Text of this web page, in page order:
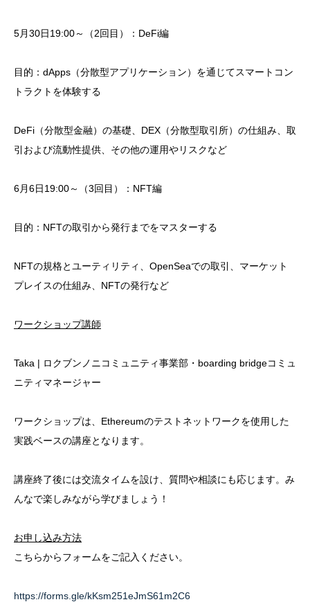
5月30日19:00～（2回目）：DeFi編
目的：dApps（分散型アプリケーション）を通じてスマートコン
トラクトを体験する
DeFi（分散型金融）の基礎、DEX（分散型取引所）の仕組み、取
引および流動性提供、その他の運用やリスクなど
6月6日19:00～（3回目）：NFT編
目的：NFTの取引から発行までをマスターする
NFTの規格とユーティリティ、OpenSeaでの取引、マーケット
プレイスの仕組み、NFTの発行など
ワークショップ講師
Taka | ロクブンノニコミュニティ事業部・boarding bridgeコミュ
ニティマネージャー
ワークショップは、Ethereumのテストネットワークを使用した
実践ベースの講座となります。
講座終了後には交流タイムを設け、質問や相談にも応じます。み
んなで楽しみながら学びましょう！
お申し込み方法
こちらからフォームをご記入ください。
https://forms.gle/kKsm251eJmS61m2C6